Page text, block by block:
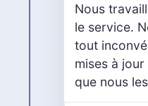
Nous
le service.
tout
mises à
que nous